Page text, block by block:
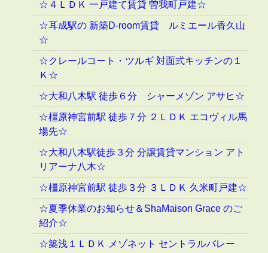
☆４ＬＤＫ 一戸建て賃貸 曽我町戸建☆
☆耳成駅の 新築D-room賃貸 ルミエール香久山
☆
☆クレールコート・ツルギ 対面式キッチンの１
Ｋ☆
☆大和八木駅 徒歩６分 シャーメゾン アサヒ☆
☆橿原神宮前駅 徒歩７分 ２ＬＤＫ エコヴィル馬
場先☆
☆大和八木駅徒歩３分 分譲賃貸マンション アト
リアーナ八木☆
☆橿原神宮前駅 徒歩３分 ３ＬＤＫ 久米町戸建☆
☆夏季休業のお知らせ＆ShaMaison Grace のご
紹介☆
☆築浅１ＬＤＫ メゾネット セントラルバレー